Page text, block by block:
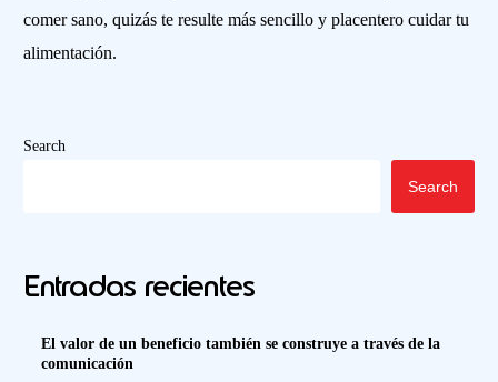
comer sano, quizás te resulte más sencillo y placentero cuidar tu
alimentación.
Search
Search
Entradas recientes
El valor de un beneficio también se construye a través de la
comunicación